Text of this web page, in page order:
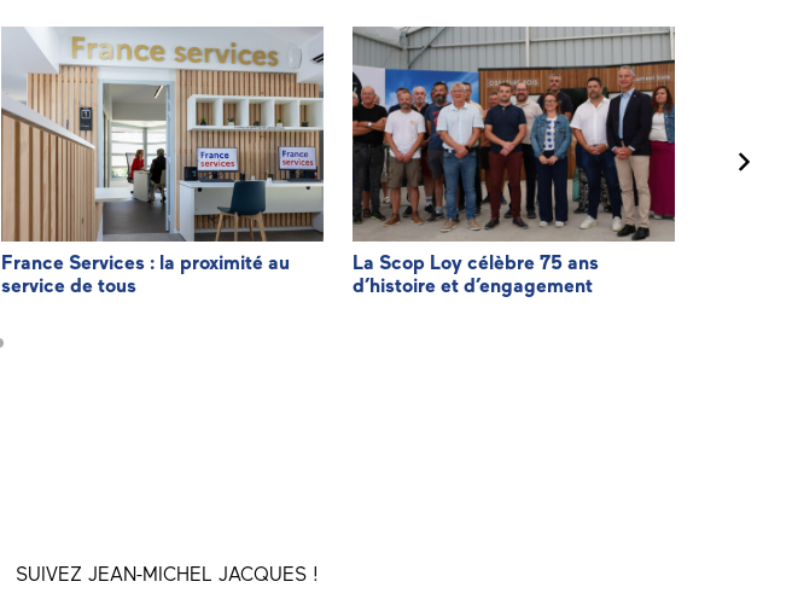
France Services : la proximité au
service de tous
La Scop Loy célèbre 75 ans
d’histoire et d’engagement
SUIVEZ JEAN-MICHEL JACQUES !